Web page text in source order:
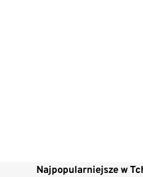
Najpopularniejsze w